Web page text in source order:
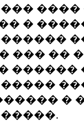
�
��� ��
�